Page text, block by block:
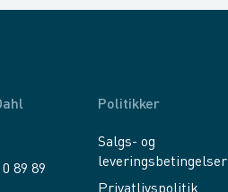
89 89
Politikker
Salgs- og
leveringsbetingelser